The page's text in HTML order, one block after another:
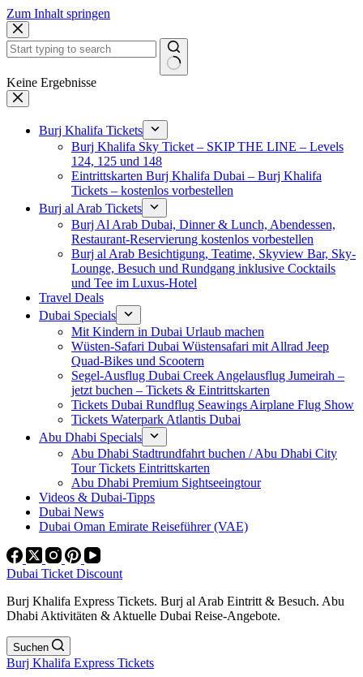
Zum Inhalt springen
Keine Ergebnisse
Burj Khalifa Tickets
Burj Khalifa Sky Ticket – SKIP THE LINE – Levels
124, 125 und 148
Eintrittskarten Burj Khalifa Dubai – Burj Khalifa
Tickets – kostenlos vorbestellen
Burj al Arab Tickets
Burj Al Arab Dubai, Dinner & Lunch, Abendessen,
Restaurant-Reservierung kostenlos vorbestellen
Burj al Arab Besichtigung, Teatime, Skyview Bar, Sky-
Lounge, Besuch und Rundgang inklusive Cocktails
und Tee im Luxus-Hotel
Travel Deals
Dubai Specials
Mit Kindern in Dubai Urlaub machen
Wüsten-Safari Dubai Wüstensafari mit Allrad Jeep
Quad-Bikes und Scootern
Segel-Ausflug Dubai Creek Angelausflug Jumeirah –
jetzt buchen – Tickets & Eintrittskarten
Tickets Dubai Rundflug Seawings Airplane Flug Show
Tickets Waterpark Atlantis Dubai
Abu Dhabi Specials
Abu Dhabi Stadtrundfahrt buchen / Abu Dhabi City
Tour Tickets Eintrittskarten
Abu Dhabi Premium Sightseeingtour
Videos & Dubai-Tipps
Dubai News
Dubai Oman Emirate Reiseführer (VAE)
Dubai Ticket Discount
Burj Khalifa Express Tickets. Burj al Arab Eintritt & Besuch. Abu
Dhabi Aktivitäten & Aktuelle Dubai Reise-Angebote.
Suchen
Burj Khalifa Express Tickets